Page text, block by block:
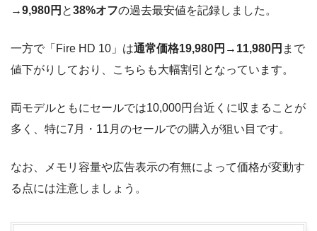
→9,980円 と38%オフの過去最安値を記録しました。
一方で「Fire HD 10」は通常価格19,980円→11,980円 まで
値下がりしており、こちらも大幅割引となっています。
両モデルともにセールでは10,000円台近くに収まることが
多く、特に7月・11月のセールでの購入が狙い目です。
なお、メモリ容量や広告表示の有無によって価格が変動す
る点には注意しましょう。